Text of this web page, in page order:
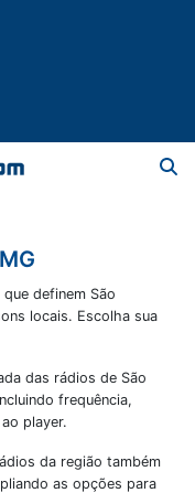
definem São
locais. Escolha sua
das rádios de São
frequência,
player.
da região também
as opções para